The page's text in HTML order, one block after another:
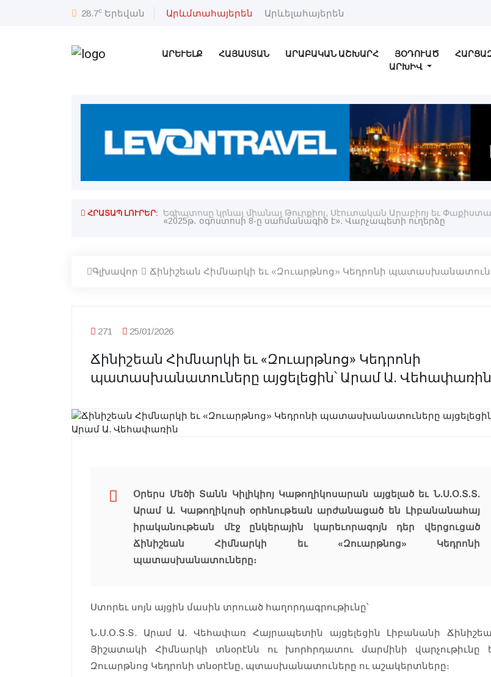
28.7c Երեվան Արևմտահայերեն Արևելահայերեն
ԱՐԵՒԵԼՔ ՀԱՅԱՍՏԱՆ ԱՐԱԲԱԿԱՆ ԱՇԽԱՐՀ ՅՕԴՈՒԱԾ
ԱՐԽԻՎ
ՀՐԱՏԱՊ ԼՈՒՐԵՐ: Եգիպտոսը կրնայ միանալ Թուրքիոյ, Սէուտական Արաբիոյ եւ
Գլխավոր Ճինիշեան Հիմնարկի եւ «Զուարթնոց» Կեդրոնի
271 25/01/2026
Ճինիշեան Հիմնարկի եւ «Զուարթնոց» Կեդրոնի
պատասխանատուները այցելեցին՝ Արամ Ա. Վեհափառին
Օրերս Մեծի Տանն Կիլիկիոյ Կաթողիկոսարան այցելած եւ Ն.Ս.Օ.Տ.Տ.
Արամ Ա. Կաթողիկոսի օրհնութեան արժանացած են Լիբանանահայ
իրականութեան մէջ ընկերային կարեւորագոյն դեր վերցուցած
Ճինիշեան Հիմնարկի եւ «Զուարթնոց» Կեդրոնի
պատասխանատուները։
Ստորեւ սոյն այցին մասին տրուած հաղորդագրութիւնը՝
Ն.Ս.Օ.Տ.Տ. Արամ Ա. Վեհափառ Հայրապետին այցելեցին Լիբանանի
Յիշատակի Հիմնարկի տնօրէնն ու խորհրդատու մարմինի վարչութիւնը
Զուարթնոց Կեդրոնի տնօրէնը, պտասխանատուները ու աշակերտները։